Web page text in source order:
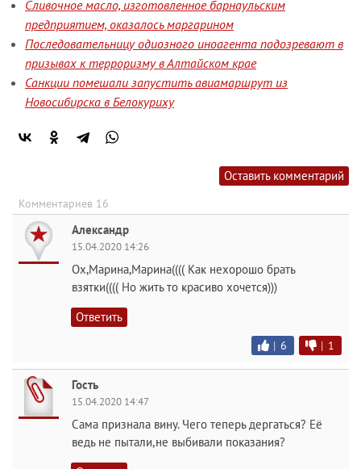
Сливочное масло, изготовленное барнаульским
предприятием, оказалось маргарином
Последовательницу одиозного иноагента подозревают в
призывах к терроризму в Алтайском крае
Санкции помешали запустить авиамаршрут из
Новосибирска в Белокуриху
Оставить комментарий
Комментариев 16
Александр
15.04.2020 14:26
Ох,Марина,Марина(((( Как нехорошо брать
взятки(((( Но жить то красиво хочется)))
Ответить
| 6 | 1
Гость
15.04.2020 14:47
Сама признала вину. Чего теперь дергаться? Её
ведь не пытали,не выбивали показания?